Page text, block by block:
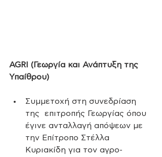
AGRI (Γεωργία και Ανάπτυξη της
Υπαίθρου)
Συμμετοχή στη συνεδρίαση
της  επιτροπής Γεωργίας όπου
έγινε ανταλλαγή απόψεων με
την Επίτροπο Στέλλα
Κυριακίδη για τον αγρο-